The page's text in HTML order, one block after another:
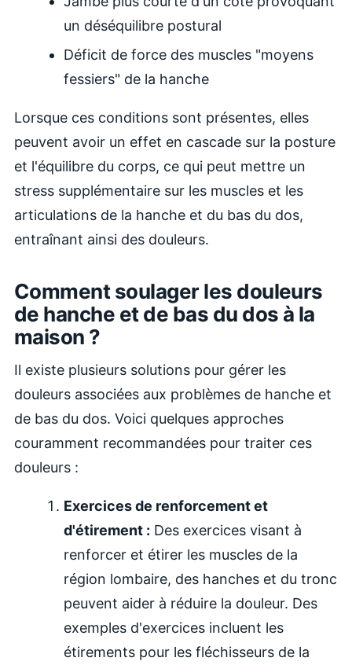
un déséquilibre postural
Déficit de force des muscles "moyens
fessiers" de la hanche
Lorsque ces conditions sont présentes, elles
peuvent avoir un effet en cascade sur la posture
et l'équilibre du corps, ce qui peut mettre un
stress supplémentaire sur les muscles et les
articulations de la hanche et du bas du dos,
entraînant ainsi des douleurs.
Comment soulager les douleurs
de hanche et de bas du dos à la
maison ?
Il existe plusieurs solutions pour gérer les
douleurs associées aux problèmes de hanche et
de bas du dos. Voici quelques approches
couramment recommandées pour traiter ces
douleurs :
Exercices de renforcement et
d'étirement : Des exercices visant à
renforcer et étirer les muscles de la
région lombaire, des hanches et du tronc
peuvent aider à réduire la douleur. Des
exemples d'exercices incluent les
étirements pour les fléchisseurs de la